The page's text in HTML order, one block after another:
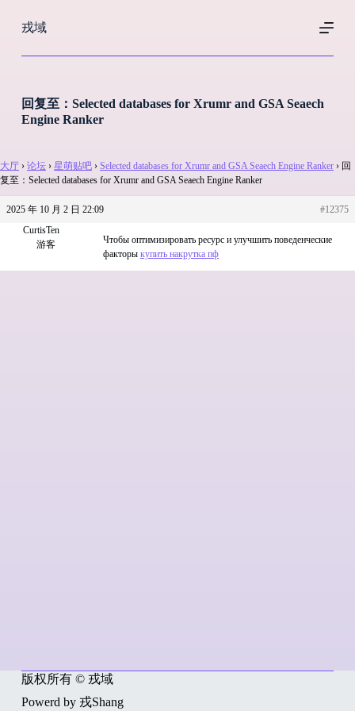
过
戎域
回复至：Selected databases for Xrumr and GSA Seaech
Engine Ranker
大厅 › 论坛 › 星萌贴吧 › Selected databases for Xrumr and GSA Seaech Engine Ranker › 回
复至：Selected databases for Xrumr and GSA Seaech Engine Ranker
2025 年 10 月 2 日 22:09
#12375
CurtisTen
游客
Чтобы оптимизировать ресурс и улучшить поведенческие
факторы купить накрутка пф
版权所有 © 戎域
Powerd by 戎Shang